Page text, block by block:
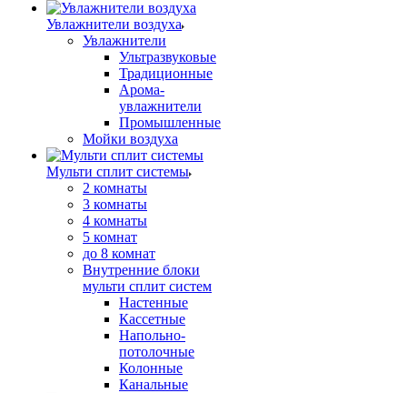
Увлажнители воздуха
Увлажнители
Ультразвуковые
Традиционные
Арома-
увлажнители
Промышленные
Мойки воздуха
Мульти сплит системы
2 комнаты
3 комнаты
4 комнаты
5 комнат
до 8 комнат
Внутренние блоки
мульти сплит систем
Настенные
Кассетные
Напольно-
потолочные
Колонные
Канальные